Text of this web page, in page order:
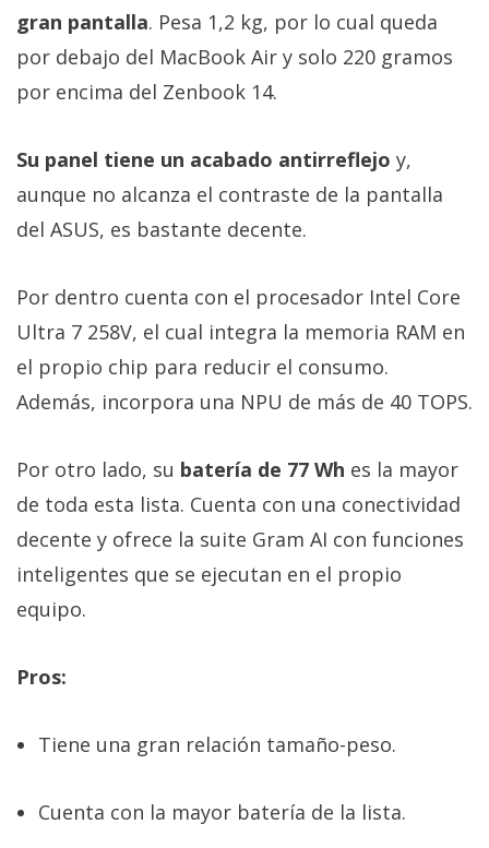
gran pantalla. Pesa 1,2 kg, por lo cual queda
por debajo del MacBook Air y solo 220 gramos
por encima del Zenbook 14.
Su panel tiene un acabado antirreflejo y,
aunque no alcanza el contraste de la pantalla
del ASUS, es bastante decente.
Por dentro cuenta con el procesador Intel Core
Ultra 7 258V, el cual integra la memoria RAM en
el propio chip para reducir el consumo.
Además, incorpora una NPU de más de 40 TOPS.
Por otro lado, su batería de 77 Wh es la mayor
de toda esta lista. Cuenta con una conectividad
decente y ofrece la suite Gram AI con funciones
inteligentes que se ejecutan en el propio
equipo.
Pros:
Tiene una gran relación tamaño-peso.
Cuenta con la mayor batería de la lista.